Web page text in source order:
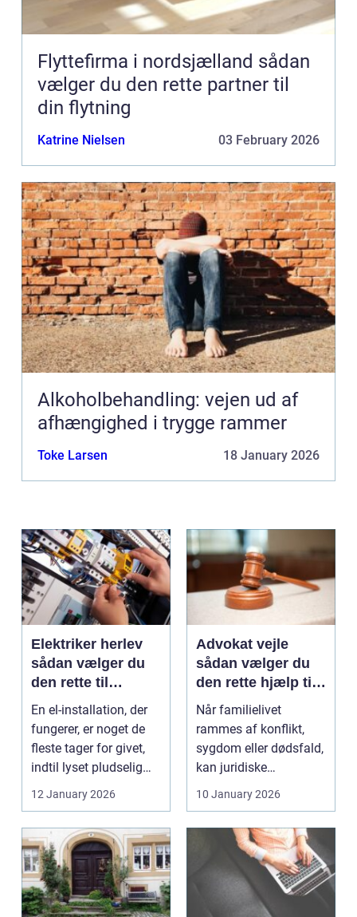
Flyttefirma i nordsjælland sådan
vælger du den rette partner til
din flytning
Katrine Nielsen 03 February 2026
Alkoholbehandling: vejen ud af
afhængighed i trygge rammer
Toke Larsen 18 January 2026
Elektriker herlev
sådan vælger du
den rette til
opgaven
En el-installation, der
fungerer, er noget de
fleste tager for givet,
indtil lyset pludselig
går, el...
12 January 2026
Advokat vejle
sådan vælger du
den rette hjælp til
familien
Når familielivet
rammes af konflikt,
sygdom eller dødsfald,
kan juridiske
spørgsmål hurtigt
vokse si...
10 January 2026